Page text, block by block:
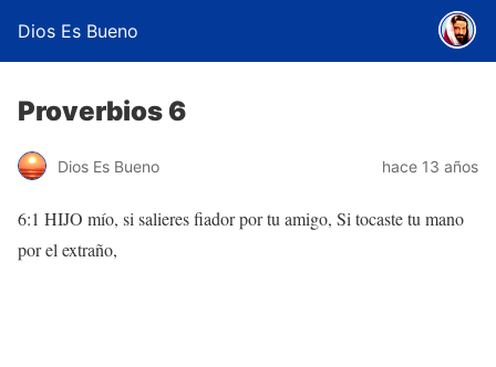
Dios Es Bueno
Proverbios 6
Dios Es Bueno hace 13 años
6:1 HIJO mío, si salieres fiador por tu amigo, Si tocaste tu mano
por el extraño,